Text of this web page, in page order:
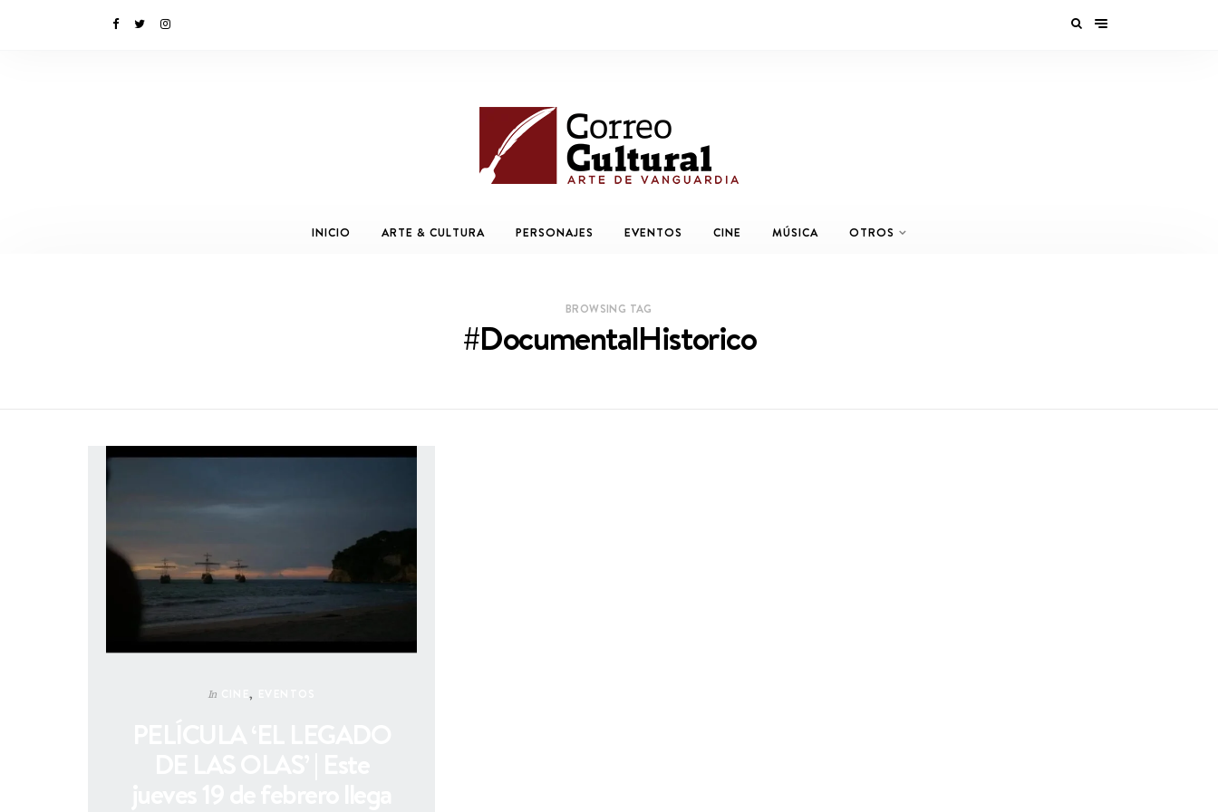
INICIO ARTE & CULTURA PERSONAJES EVENTOS CINE MÚSICA OTROS
BROWSING TAG
#DocumentalHistorico
In CINE,